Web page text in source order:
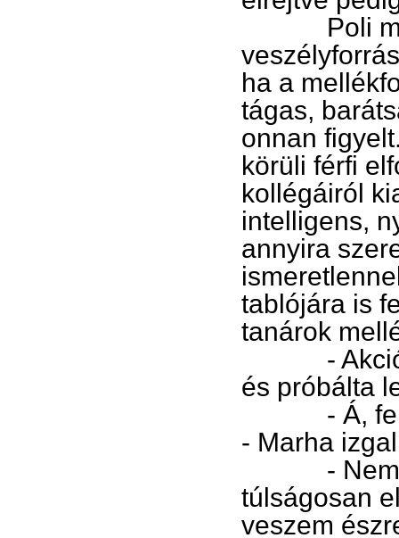
Poli
ha a
tágas,
onnan
körüli férfi
kollégáiról
intelligens,
annyira
tablójára is
tanárok
-
és próbálta
- Á, fenét!
- Marha
- Nem
túlságosan
veszem